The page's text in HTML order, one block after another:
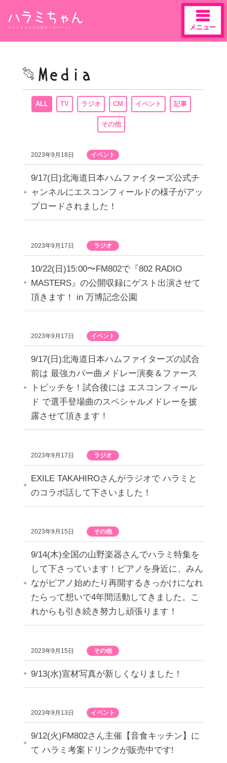
content
ハラミちゃんの公式ホームページ♪ メニュー
ALL TV ラジオ CM イベント 記事
その他
2023年9月18日 イベント
9/17(日)北海道日本ハムファイターズ公式チ
ャンネルにエスコンフィールドの様子がアッ
プロードされました！
2023年9月17日 ラジオ
10/22(日)15:00〜FM802で『802 RADIO
MASTERS』の公開収録にゲスト出演させて
頂きます！ in 万博記念公園
2023年9月17日 イベント
9/17(日)北海道日本ハムファイターズの試合
前は 最強カバー曲メドレー演奏＆ファース
トピッチを！試合後には エスコンフィール
ド で選手登場曲のスペシャルメドレーを披
露させて頂きます！
2023年9月17日 ラジオ
EXILE TAKAHIROさんがラジオで ハラミと
のコラボ話して下さいました！
2023年9月15日 その他
9/14(木)全国の山野楽器さんでハラミ特集を
して下さっています！ピアノを身近に、みん
ながピアノ始めたり再開するきっかけになれ
たらって想いで4年間活動してきました。こ
れからも引き続き努力し頑張ります！
2023年9月15日 その他
9/13(水)宣材写真が新しくなりました！
2023年9月13日 イベント
9/12(火)FM802さん主催【音食キッチン】に
て ハラミ考案ドリンクが販売中です!